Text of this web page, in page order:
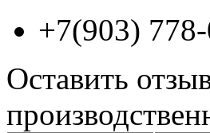
+7(903)
Оставить